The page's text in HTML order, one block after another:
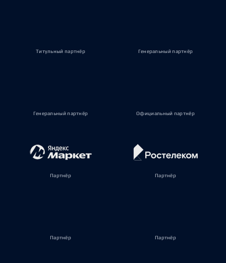
Титульный партнёр Генеральный партнёр
Генеральный партнёр Официальный партнёр
Партнёр Партнёр
Партнёр Партнёр